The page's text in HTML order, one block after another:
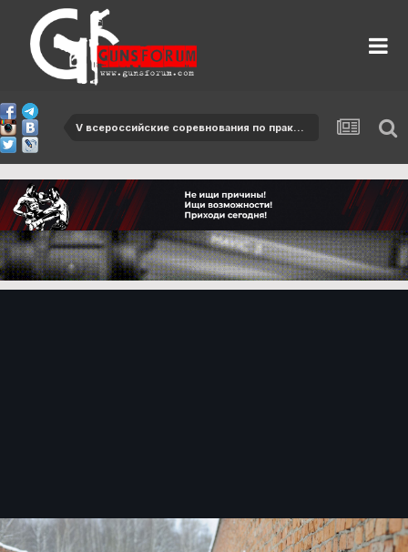
V всероссийские соревнования по практической стрельбе на Кубок председателя коллегии ВПК РФ